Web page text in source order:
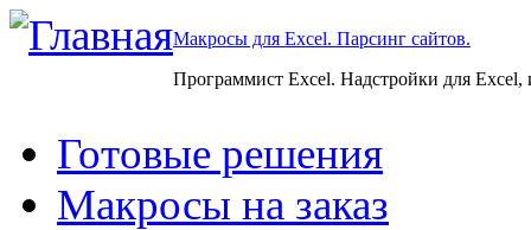
Макросы для Excel. Парсинг сайтов.
Программист Excel. Надстройки для Excel,
Готовые решения
Макросы на заказ